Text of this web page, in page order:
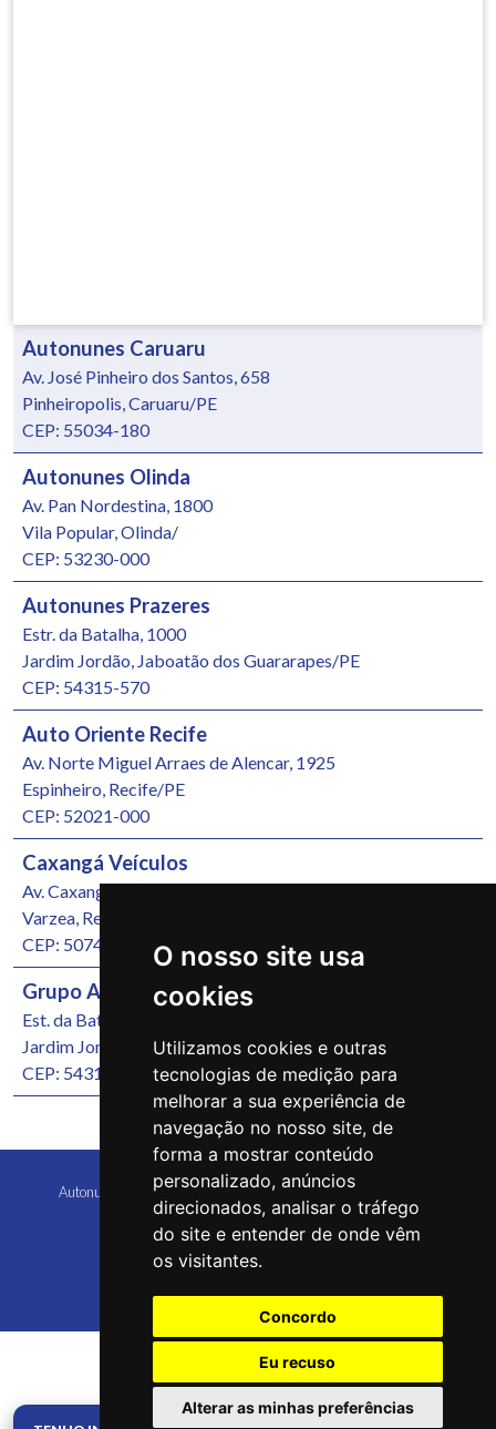
O nosso site usa
cookies
Utilizamos cookies e outras
tecnologias de medição para
melhorar a sua experiência de
navegação no nosso site, de
forma a mostrar conteúdo
personalizado, anúncios
direcionados, analisar o tráfego
do site e entender de onde vêm
os visitantes.
Concordo
Eu recuso
Alterar as minhas preferências
Autonunes Caruaru
Av. José Pinheiro dos Santos, 658
Pinheiropolis, Caruaru/PE
CEP: 55034-180
Autonunes Olinda
Av. Pan Nordestina, 1800
Vila Popular, Olinda/
CEP: 53230-000
Autonunes Prazeres
Estr. da Batalha, 1000
Jardim Jordão, Jaboatão dos Guararapes/PE
CEP: 54315-570
Auto Oriente Recife
Av. Norte Miguel Arraes de Alencar, 1925
Espinheiro, Recife/PE
CEP: 52021-000
Caxangá Veículos
Av. Caxangá, 4251
Varzea, Recife/PE
CEP: 50740-000
Grupo Autonunes Seminovos
Est. da Batalha, 1000
Jardim Jordão, Jaboatão dos Guararapes/PE
CEP: 54315-570
Autonunes Caruaru Copyright 2026 Todos os direitos reservados